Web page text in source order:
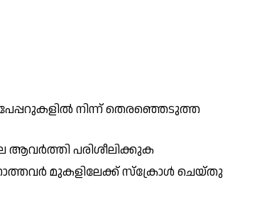
നിന്ന് തെരഞ്ഞെടുത്ത
ആവർത്തി പരിശീലിക്കുക
മുകളിലേക്ക് സ്ക്രോൾ ചെയ്തു